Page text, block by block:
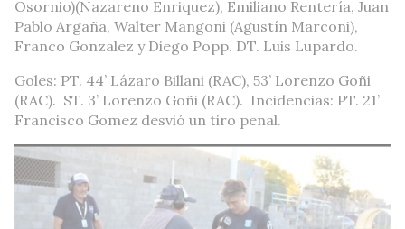
Osornio)(Nazareno Enriquez), Emiliano Rentería, Juan
Pablo Argaña, Walter Mangoni (Agustín Marconi),
Franco Gonzalez y Diego Popp. DT. Luis Lupardo.
Goles: PT. 44’ Lázaro Billani (RAC), 53’ Lorenzo Goñi
(RAC). ST. 3’ Lorenzo Goñi (RAC). Incidencias: PT. 21’
Francisco Gomez desvió un tiro penal.